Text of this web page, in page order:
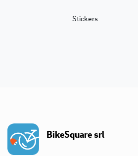
Stickers
BikeSquare srl